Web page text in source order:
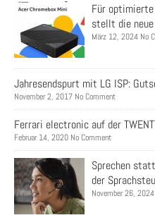
Für optimierte
stellt die neue
März 12, 2024 No
Jahresendspurt mit LG ISP:
November 2, 2017 No Comment
Ferrari electronic auf der
Februar 14, 2020 No Comment
Sprechen
der
November 26,